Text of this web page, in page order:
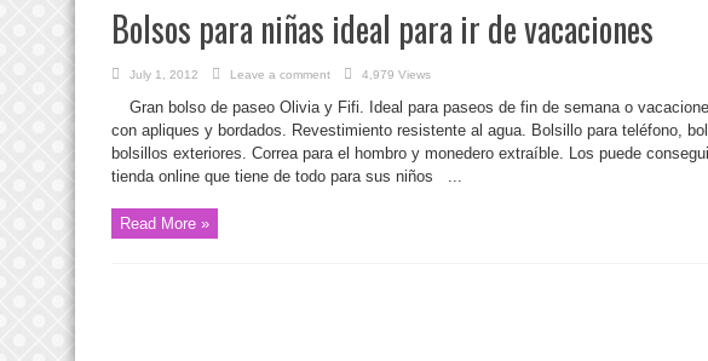
Bolsos para niñas ideal para ir de vacaciones
July 1, 2012 Leave a comment 4,979 Views
Gran bolso de paseo Olivia y Fifi. Ideal para paseos de fin de semana o
con apliques y bordados. Revestimiento resistente al agua. Bolsillo para teléfono,
bolsillos exteriores. Correa para el hombro y monedero extraíble. Los puede
tienda online que tiene de todo para sus niños ...
Read More »